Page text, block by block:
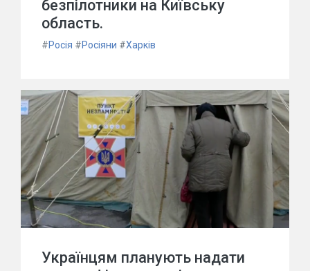
безпілотники на Київську
область.
#Росія #Росіяни #Харків
Українцям планують надати